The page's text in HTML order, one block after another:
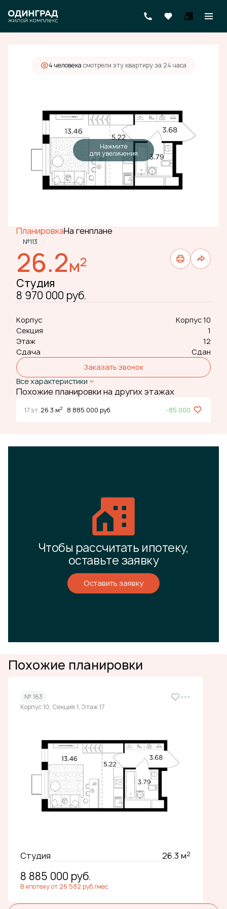
Студия26.2 м 8 970 000 руб.
4 человекa смотрели эту квартиру за 24 часа
Нажмите
для увеличения
ПланировкаНа генплане
№113
26.2м2
Студия
8 970 000 руб.
Корпус
Корпус 10
Секция
1
Этаж
12
Сдача
Сдан
Заказать звонок
Все характеристики
Похожие планировки на других этажах
17 эт. 26.3 м2 8 885 000 руб. -85 000
Чтобы рассчитать ипотеку,
оставьте заявку
Оставить заявку
Похожие планировки
№ 163
Корпус 10, Секция 1, Этаж 17
Студия 26.3 м2
8 885 000 руб.
В ипотеку от 26 582 руб./мес.